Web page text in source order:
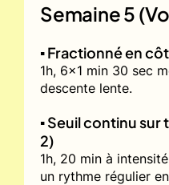
Semaine 5
▪️ Fractionné en
1h, 6x1 min 30 sec
descente lente.
▪️ Seuil continu
2)
1h, 20 min à
un rythme régulier